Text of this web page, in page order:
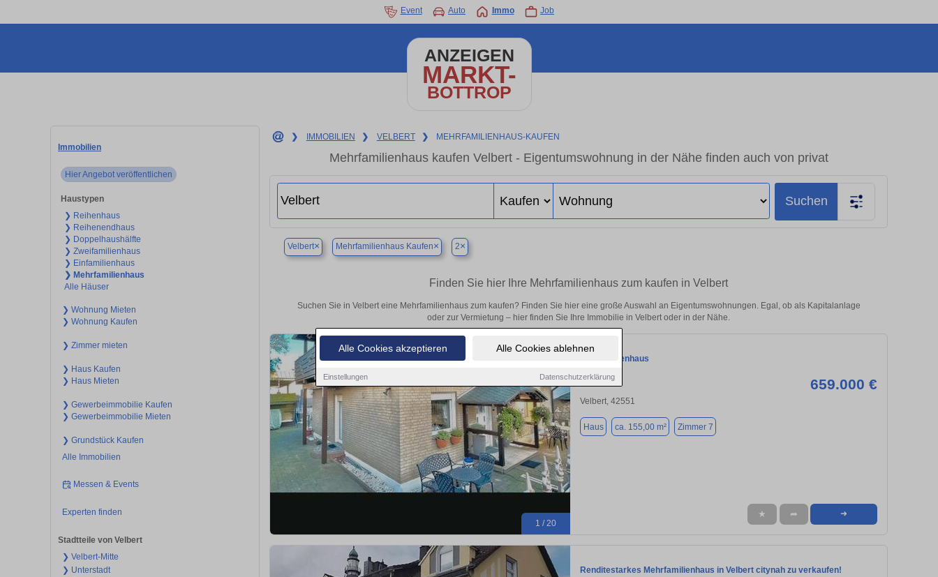
Alle Cookies akzeptieren Alle Cookies ablehnen
Einstellungen Datenschutzerklärung
Event Auto Immo Job
ANZEIGEN
MARKT-
BOTTROP
Immobilien
Hier Angebot veröffentlichen
Haustypen
❯ Reihenhaus
❯ Reihenendhaus
❯ Doppelhaushälfte
❯ Zweifamilienhaus
❯ Einfamilienhaus
❯ Mehrfamilienhaus
Alle Häuser
❯ Wohnung Mieten
❯ Wohnung Kaufen
❯ Zimmer mieten
❯ Haus Kaufen
❯ Haus Mieten
❯ Gewerbeimmobilie Kaufen
❯ Gewerbeimmobilie Mieten
❯ Grundstück Kaufen
Alle Immobilien
Messen & Events
Experten finden
Stadtteile von Velbert
❯ Velbert-Mitte
❯ Unterstadt
❯ IMMOBILIEN ❯ VELBERT ❯ MEHRFAMILIENHAUS-KAUFEN
Mehrfamilienhaus kaufen Velbert - Eigentumswohnung in der Nähe finden auch von privat
Suchen
Velbert× Mehrfamilienhaus Kaufen× 2×
Finden Sie hier Ihre Mehrfamilienhaus zum kaufen in Velbert
Suchen Sie in Velbert eine Mehrfamilienhaus zum kaufen? Finden Sie hier eine große Auswahl an Eigentumswohnungen. Egal, ob als Kapitalanlage
oder zur Vermietung – hier finden Sie Ihre Immobilie in Velbert oder in der Nähe.
1 / 20
Zweifamilienhaus
659.000 €
Velbert, 42551
Haus ca. 155,00 m² Zimmer 7
★ ➦ ➜
Renditestarkes Mehrfamilienhaus in Velbert citynah zu verkaufen!